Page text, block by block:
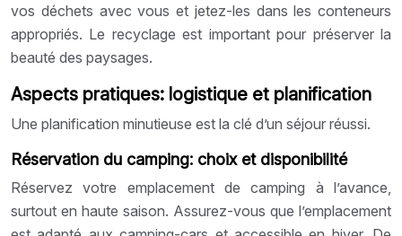
vos déchets avec vous et jetez-les dans les conteneurs
appropriés. Le recyclage est important pour préserver la
beauté des paysages.
Aspects pratiques: logistique et planification
Une planification minutieuse est la clé d’un séjour réussi.
Réservation du camping: choix et disponibilité
Réservez votre emplacement de camping à l’avance,
surtout en haute saison. Assurez-vous que l’emplacement